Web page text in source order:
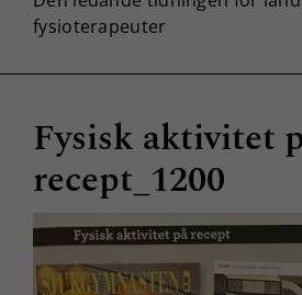
Fysisk aktivitet
recept_1200